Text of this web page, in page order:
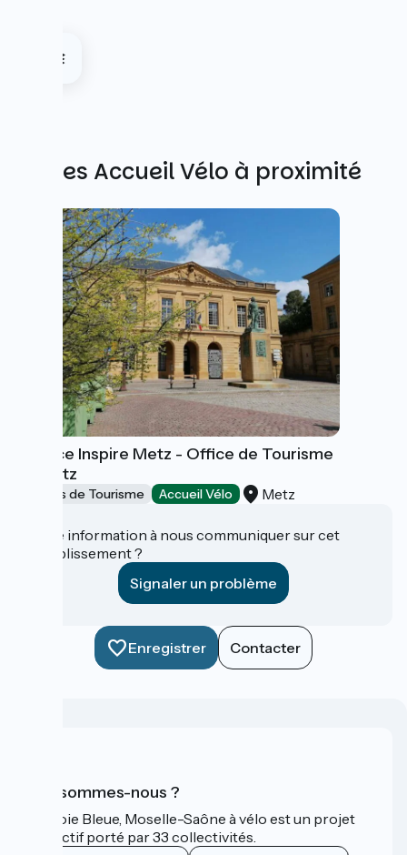
Autres Accueil Vélo à proximité
Agence Inspire Metz - Office de Tourisme
de Metz
Offices de Tourisme Accueil Vélo Metz
Une information à nous communiquer sur cet
établissement ?
Signaler un problème
Enregistrer Contacter
Qui sommes-nous ?
La Voie Bleue, Moselle-Saône à vélo est un projet
collectif porté par 33 collectivités.